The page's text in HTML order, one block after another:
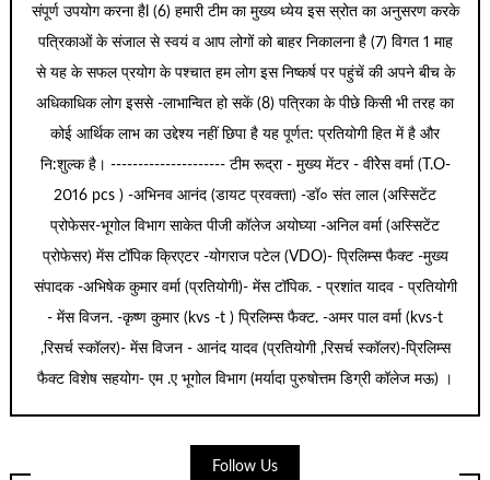
संपूर्ण उपयोग करना हैl (6) हमारी टीम का मुख्य ध्येय इस स्रोत का अनुसरण करके
पत्रिकाओं के संजाल से स्वयं व आप लोगों को बाहर निकालना है (7) विगत 1 माह
से यह के सफल प्रयोग के पश्चात हम लोग इस निष्कर्ष पर पहुंचें की अपने बीच के
अधिकाधिक लोग इससे -लाभान्वित हो सकें (8) पत्रिका के पीछे किसी भी तरह का
कोई आर्थिक लाभ का उद्देश्य नहीं छिपा है यह पूर्णत: प्रतियोगी हित में है और
नि:शुल्क है। --------------------- टीम रूद्रा - मुख्य मेंटर - वीरेेस वर्मा (T.O-
2016 pcs ) -अभिनव आनंद (डायट प्रवक्ता) -डॉ० संत लाल (अस्सिटेंट
प्रोफेसर-भूगोल विभाग साकेत पीजी कॉलेज अयोघ्या -अनिल वर्मा (अस्सिटेंट
प्रोफेसर) मेंस टॉपिक क्रिएटर -योगराज पटेल (VDO)- प्रिलिम्स फैक्ट -मुख्य
संपादक -अभिषेक कुमार वर्मा (प्रतियोगी)- मेंस टॉपिक. - प्रशांत यादव - प्रतियोगी
- मेंस विजन. -कृष्ण कुमार (kvs -t ) प्रिलिम्स फैक्ट. -अमर पाल वर्मा (kvs-t
,रिसर्च स्कॉलर)- मेंस विजन - आनंद यादव (प्रतियोगी ,रिसर्च स्कॉलर)-प्रिलिम्स
फैक्ट विशेष सहयोग- एम .ए भूगोल विभाग (मर्यादा पुरुषोत्तम डिग्री कॉलेज मऊ) ।
Follow Us